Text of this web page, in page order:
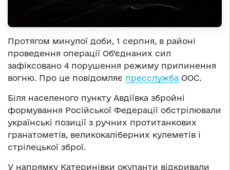
Протягом минулої доби, 1 серпня, в районі
проведення операції Об’єднаних сил
зафіксовано 4 порушення режиму припинення
вогню. Про це повідомляє пресслужба ООС.
Біля населеного пункту Авдіївка збройні
формування Російської Федерації обстрілювали
українські позиції з ручних протитанкових
гранатометів, великокаліберних кулеметів і
стрілецької зброї.
У напрямку Катеринівки окупанти відкривали